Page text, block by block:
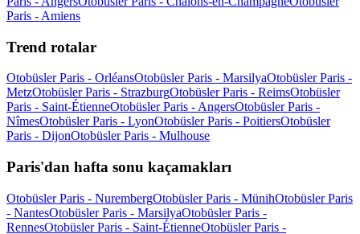
Paris - Amiens
Trend rotalar
Otobüsler Paris - OrléansOtobüsler Paris - MarsilyaOtobüsler Paris -
MetzOtobüsler Paris - StrazburgOtobüsler Paris - ReimsOtobüsler
Paris - Saint-ÉtienneOtobüsler Paris - AngersOtobüsler Paris -
NîmesOtobüsler Paris - LyonOtobüsler Paris - PoitiersOtobüsler
Paris - DijonOtobüsler Paris - Mulhouse
Paris'dan hafta sonu kaçamakları
Otobüsler Paris - NurembergOtobüsler Paris - MünihOtobüsler Paris
- NantesOtobüsler Paris - MarsilyaOtobüsler Paris -
RennesOtobüsler Paris - Saint-ÉtienneOtobüsler Paris -